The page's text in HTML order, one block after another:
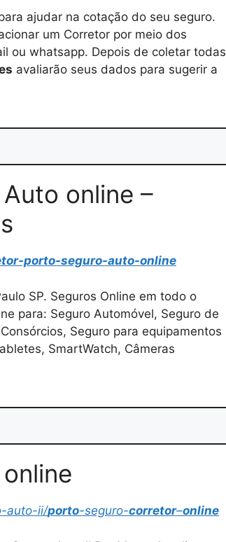
ajudar na cotação do seu seguro.
um Corretor por meio dos
ou whatsapp. Depois de coletar todas
avaliarão seus dados para sugerir a
online –
porto-seguro-auto-online
SP. Seguros Online em todo o
para: Seguro Automóvel, Seguro de
Seguro para equipamentos
SmartWatch, Câmeras
auto-ii/porto-seguro-corretor–online